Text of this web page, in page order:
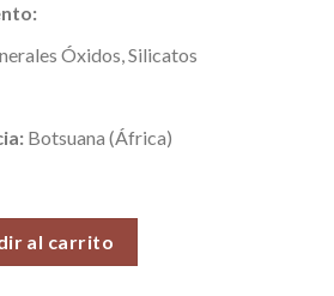
Óxidos, Silicatos
Botsuana (África)
al carrito